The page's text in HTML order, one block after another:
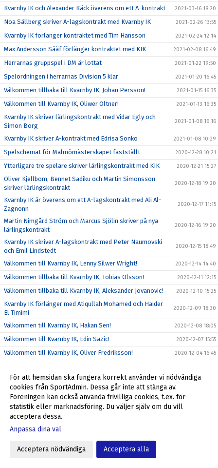
Kvarnby IK och Alexander Käck överens om ett A-kontrakt 2021-03-16 18:20
Noa Sällberg skriver A-lagskontrakt med Kvarnby IK 2021-02-26 13:55
Kvarnby IK förlänger kontraktet med Tim Hansson 2021-02-24 12:14
Max Andersson Sääf förlänger kontraktet med KIK 2021-02-08 16:49
Herrarnas gruppspel i DM är lottat 2021-01-22 19:50
Spelordningen i herrarnas Division 5 klar 2021-01-20 16:45
Välkommen tillbaka till Kvarnby IK, Johan Persson! 2021-01-15 16:35
Välkommen till Kvarnby IK, Oliwer Oltner! 2021-01-13 16:35
Kvarnby IK skriver lärlingskontrakt med Vidar Egly och
Simon Borg
2021-01-08 16:16
Kvarnby IK skriver A-kontrakt med Edrisa Sonko 2021-01-08 10:29
Spelschemat för Malmömästerskapet fastställt 2020-12-28 10:21
Ytterligare tre spelare skriver lärlingskontrakt med KIK 2020-12-21 15:27
Oliver Kjellbom, Bennet Sadiku och Martin Simonsson
skriver lärlingskontrakt
2020-12-18 19:20
Kvarnby IK är överens om ett A-lagskontrakt med Ali Al-
Zagnonn
2020-12-17 11:15
Martin Nimgård Ström och Marcus Sjölin skriver på nya
lärlingskontrakt
2020-12-16 19:20
Kvarnby IK skriver A-lagskontrakt med Peter Naumovski
och Emil Lindstedt
2020-12-15 18:49
Välkommen till Kvarnby IK, Lenny Silwer Wright! 2020-12-14 14:40
Välkommen tillbaka till Kvarnby IK, Tobias Olsson! 2020-12-11 12:15
Välkommen tillbaka till Kvarnby IK, Aleksander Jovanovic! 2020-12-10 15:25
Kvarnby IK förlänger med Atiqullah Mohamed och Haider
El Timimi
2020-12-09 18:30
Välkommen till Kvarnby IK, Hakan Sen! 2020-12-08 18:05
Välkommen till Kvarnby IK, Edin Sazic! 2020-12-07 15:55
Välkommen till Kvarnby IK, Oliver Fredriksson! 2020-12-04 16:45
Välkommen till Kvarnby IK, Emerson Gonzalez! 2020-12-02 12:35
Välkommen tillbaka till Kvarnby IK, Alexander Friberg! 2020-12-01 12:10
Herrarnas motståndare i division 5 klara 2020-11-26 09:45
Slutgiltigt förslag till serieindelning för Kvarnby IK
Förslag till serieindelning herrar div 5 2021
Välkommen tillbaka till Kvarnby IK, Ulf Jansson!
För att hemsidan ska fungera korrekt använder vi nödvändiga
cookies från SportAdmin. Dessa går inte att stänga av.
Föreningen kan också använda frivilliga cookies, t.ex. för
statistik eller marknadsföring. Du väljer själv om du vill
acceptera dessa.
Anpassa dina val
Acceptera nödvändiga Acceptera alla